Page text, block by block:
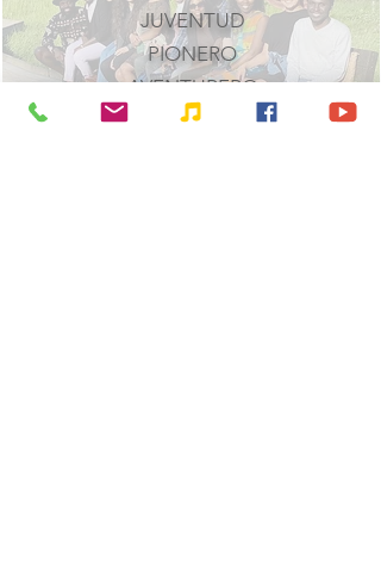
JUVENTUD
PIONERO
AVENTURERO